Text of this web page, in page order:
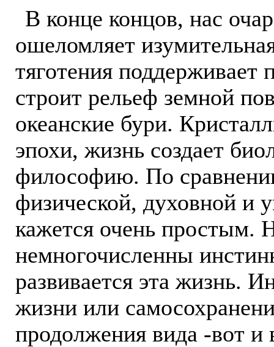
В конце концов, нас
ошеломляет
тяготения поддерживает
строит рельеф земной
океанские бури.
эпохи, жизнь создает
философию. По
физической, духовной и
кажется очень простым.
немногочисленны
развивается эта жизнь.
жизни или
продолжения вида -вот и